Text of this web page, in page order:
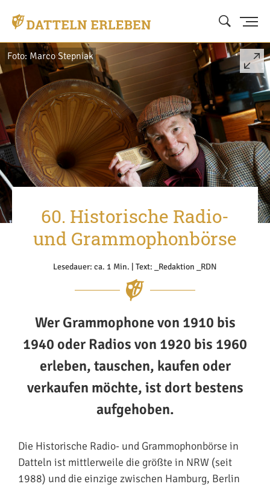
Foto: Marco Stepniak
60. Historische Radio-
und Grammophonbörse
Lesedauer: ca. 1 Min. | Text: _Redaktion _RDN
Wer Grammophone von 1910 bis
1940 oder Radios von 1920 bis 1960
erleben, tauschen, kaufen oder
verkaufen möchte, ist dort bestens
aufgehoben.
Die Historische Radio- und Grammophonbörse in
Datteln ist mittlerweile die größte in NRW (seit
1988) und die einzige zwischen Hamburg, Berlin